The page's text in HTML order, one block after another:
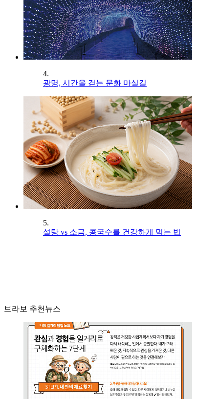
4.
광명, 시간을 걷는 문화 마실길
5.
설탕 vs 소금, 콩국수를 건강하게 먹는 법
브라보 추천뉴스